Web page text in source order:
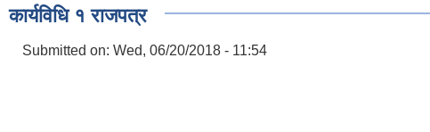
कार्यविधि १ राजपत्र
Submitted on: Wed, 06/20/2018 - 11:54